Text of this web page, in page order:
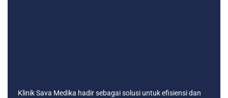
Klinik Sava Medika hadir sebagai solusi untuk efisiensi dan